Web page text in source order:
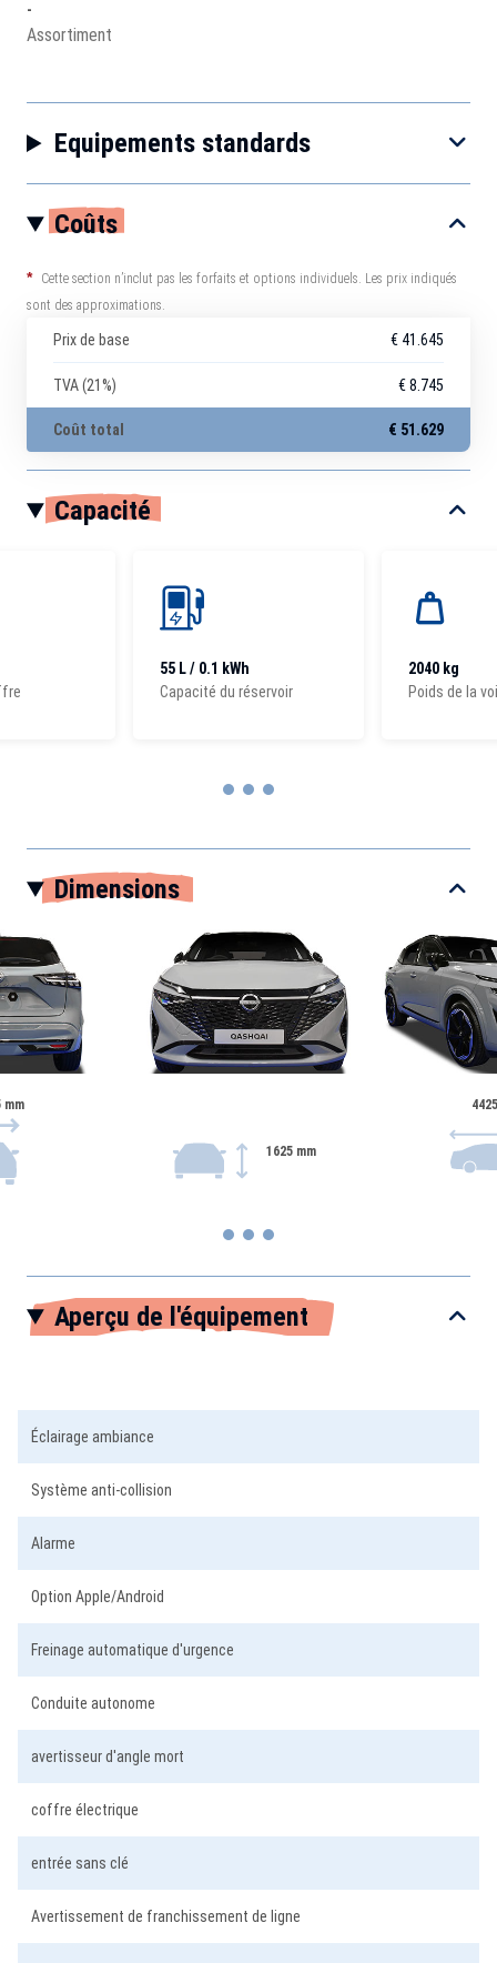
-
Assortiment
Equipements standards
Coûts
*
Cette section n’inclut pas les forfaits et options individuels. Les prix indiqués
sont des approximations.
Prix de base € 41.645
TVA (21%) € 8.745
Coût total € 51.629
Capacité
55 L / 0.1 kWh
Capacité du réservoir
2040 kg
Poids de la
Dimensions
mm
1625 mm
Aperçu de l'équipement
Éclairage ambiance
Système anti-collision
Alarme
Option Apple/Android
Freinage automatique d'urgence
Conduite autonome
avertisseur d'angle mort
coffre électrique
entrée sans clé
Avertissement de franchissement de ligne